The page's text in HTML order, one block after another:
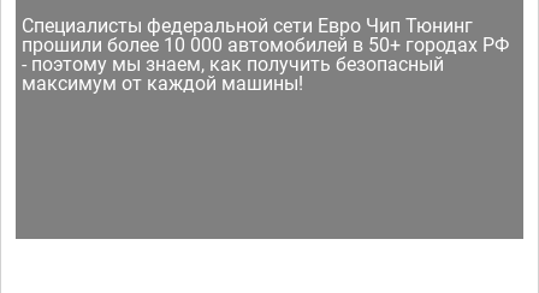
Специалисты федеральной сети Евро Чип Тюнинг
прошили более 10 000 автомобилей в 50+ городах РФ
- поэтому мы знаем, как получить безопасный
максимум от каждой машины!